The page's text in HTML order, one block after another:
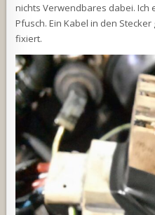
nichts Verwendbares dabei.
Pfusch. Ein Kabel in den
fixiert.